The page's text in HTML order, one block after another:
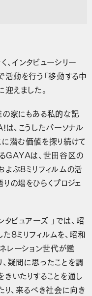
、インタビューシリー
動を行う「移動する中
えました。
の家にもある私的な記
、こうしたパーソナル
潜む価値を探り続けて
GAYAは、世田谷区の
ぶ8ミリフィルムの活
の場をひらくプロジェ
ビュアーズ 」では、昭
ミリフィルムを、昭和
レーション世代が鑑
疑問に思ったことを調
いたりすることを通し
り、来るべき社会に向き